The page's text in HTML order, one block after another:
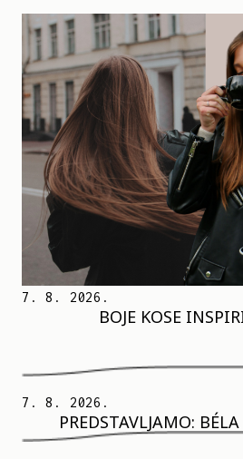
7. 8. 2026.
BOJE KOSE
7. 8. 2026.
PREDSTAVLJAMO: